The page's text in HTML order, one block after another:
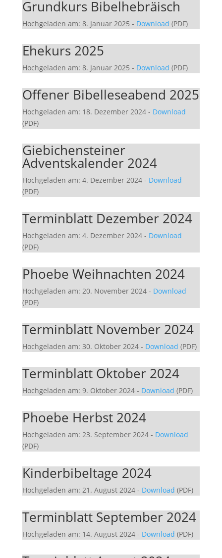
Grundkurs Bibelhebräisch
Hochgeladen am: 8. Januar 2025 - Download (PDF)
Ehekurs 2025
Hochgeladen am: 8. Januar 2025 - Download (PDF)
Offener Bibelleseabend 2025
Hochgeladen am: 18. Dezember 2024- Download
(PDF)
Giebichensteiner
Adventskalender 2024
Hochgeladen am: 4. Dezember 2024- Download
(PDF)
Terminblatt Dezember 2024
Hochgeladen am: 4. Dezember 2024- Download
(PDF)
Phoebe Weihnachten 2024
Hochgeladen am: 20. November 2024- Download
(PDF)
Terminblatt November 2024
Hochgeladen am: 30. Oktober 2024- Download (PDF)
Terminblatt Oktober 2024
Hochgeladen am: 9. Oktober 2024- Download (PDF)
Phoebe Herbst 2024
Hochgeladen am: 23. September 2024- Download
(PDF)
Kinderbibeltage 2024
Hochgeladen am: 21. August 2024- Download (PDF)
Terminblatt September 2024
Hochgeladen am: 14. August 2024- Download (PDF)